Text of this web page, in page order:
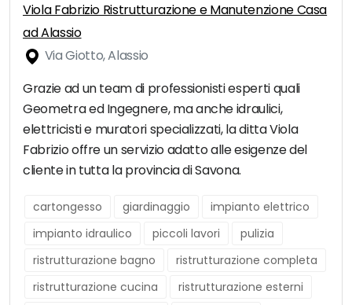
Viola Fabrizio Ristrutturazione e Manutenzione Casa
ad Alassio
Via Giotto, Alassio
Grazie ad un team di professionisti esperti quali
Geometra ed Ingegnere, ma anche idraulici,
elettricisti e muratori specializzati, la ditta Viola
Fabrizio offre un servizio adatto alle esigenze del
cliente in tutta la provincia di Savona.
cartongesso giardinaggio
impianto elettrico
impianto idraulico
piccoli lavori
pulizia
ristrutturazione bagno
ristrutturazione completa
ristrutturazione cucina
ristrutturazione esterni